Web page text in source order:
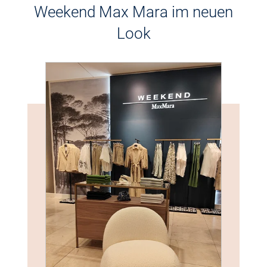
Weekend Max Mara im neuen
Look